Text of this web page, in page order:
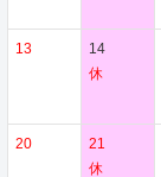
13
14
休
20
21
休